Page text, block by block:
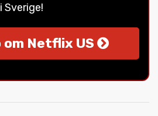
Sverige!
Netflix US